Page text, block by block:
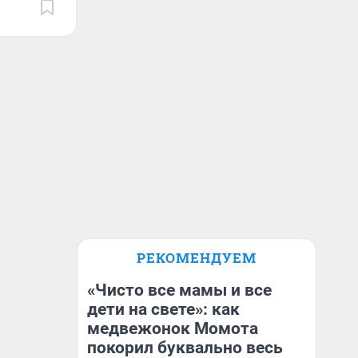
РЕКОМЕНДУЕМ
«Чисто все мамы и все
дети на свете»: как
медвежонок Момота
покорил буквально весь